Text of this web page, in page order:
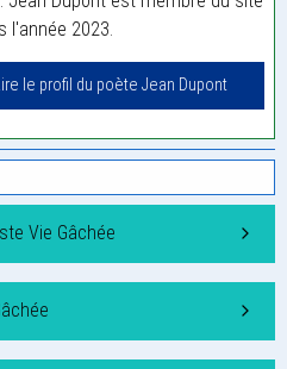
l'année 2023.
le profil du poète Jean Dupont
Vie Gâchée